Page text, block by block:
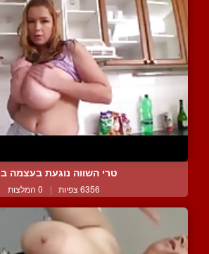
טרי השווה נוגעת בעצמה
6356 צפיות | 0 המלצות